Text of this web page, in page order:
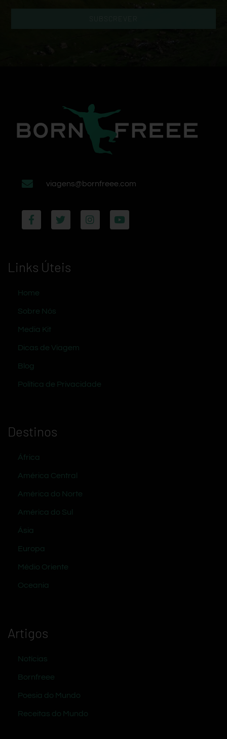
viagens@bornfreee.com
Links Úteis
Home
Sobre Nós
Media Kit
Dicas de Viagem
Blog
Política de Privacidade
Destinos
África
América Central
América do Norte
América do Sul
Ásia
Europa
Médio Oriente
Oceania
Artigos
Notícias
Bornfreee
Poesia do Mundo
Receitas do Mundo